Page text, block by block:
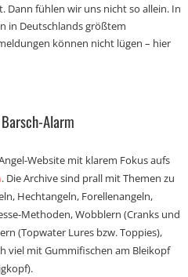
Dann fühlen wir uns nicht so allein. In
in Deutschlands größtem
können nicht lügen – hier
Alarm
Website mit klarem Fokus aufs
. Die Archive sind prall mit Themen zu
Hechtangeln, Forellenangeln,
Methoden, Wobblern (Cranks und
(Topwater Lures bzw. Toppies),
viel mit Gummifischen am Bleikopf